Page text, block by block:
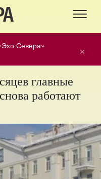
×
Севера»
главные
работают